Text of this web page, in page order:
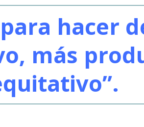
hacer
más